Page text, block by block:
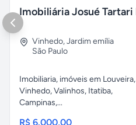
Vinhedo,Jardim emília
São Paulo
Imobiliaria, imóveis em Louveira,
Vinhedo, Valinhos, Itatiba,
Campinas,...
R$ 6.000,00